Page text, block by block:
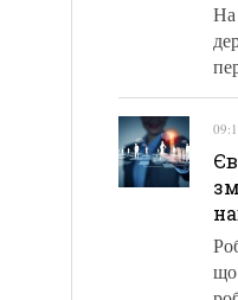
На
що